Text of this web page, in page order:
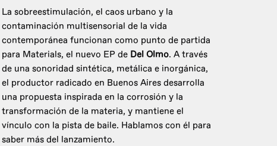
La sobreestimulación, el caos urbano y la
contaminación multisensorial de la vida
contemporánea funcionan como punto de partida
para Materials, el nuevo EP de Del Olmo. A través
de una sonoridad sintética, metálica e inorgánica,
el productor radicado en Buenos Aires desarrolla
una propuesta inspirada en la corrosión y la
transformación de la materia, y mantiene el
vínculo con la pista de baile. Hablamos con él para
saber más del lanzamiento.